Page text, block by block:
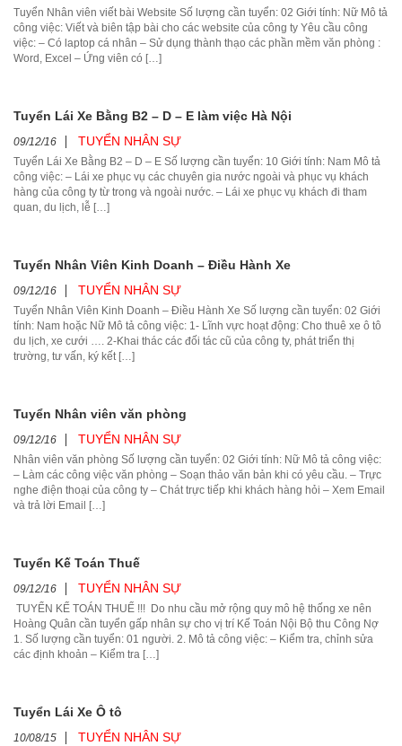
Tuyển Nhân viên viết bài Website Số lượng cần tuyển: 02 Giới tính: Nữ Mô tả
công việc: Viết và biên tập bài cho các website của công ty Yêu cầu công
việc: – Có laptop cá nhân – Sử dụng thành thạo các phần mềm văn phòng :
Word, Excel – Ứng viên có […]
Tuyển Lái Xe Bằng B2 – D – E làm việc Hà Nội
09/12/16 TUYỂN NHÂN SỰ
Tuyển Lái Xe Bằng B2 – D – E Số lượng cần tuyển: 10 Giới tính: Nam Mô tả
công việc: – Lái xe phục vụ các chuyên gia nước ngoài và phục vụ khách
hàng của công ty từ trong và ngoài nước. – Lái xe phục vụ khách đi tham
quan, du lịch, lễ […]
Tuyển Nhân Viên Kinh Doanh – Điều Hành Xe
09/12/16 TUYỂN NHÂN SỰ
Tuyển Nhân Viên Kinh Doanh – Điều Hành Xe Số lượng cần tuyển: 02 Giới
tính: Nam hoặc Nữ Mô tả công việc: 1- Lĩnh vực hoạt động: Cho thuê xe ô tô
du lịch, xe cưới …. 2-Khai thác các đối tác cũ của công ty, phát triển thị
trường, tư vấn, ký kết […]
Tuyển Nhân viên văn phòng
09/12/16 TUYỂN NHÂN SỰ
Nhân viên văn phòng Số lượng cần tuyển: 02 Giới tính: Nữ Mô tả công việc:
– Làm các công việc văn phòng – Soạn thảo văn bản khi có yêu cầu. – Trực
nghe điện thoại của công ty – Chát trực tiếp khi khách hàng hỏi – Xem Email
và trả lời Email […]
Tuyển Kế Toán Thuế
09/12/16 TUYỂN NHÂN SỰ
TUYỂN KẾ TOÁN THUẾ !!! Do nhu cầu mở rộng quy mô hệ thống xe nên
Hoàng Quân cần tuyển gấp nhân sự cho vị trí Kế Toán Nội Bộ thu Công Nợ
1. Số lượng cần tuyển: 01 người. 2. Mô tả công việc: – Kiểm tra, chỉnh sửa
các định khoản – Kiểm tra […]
Tuyển Lái Xe Ô tô
10/08/15 TUYỂN NHÂN SỰ